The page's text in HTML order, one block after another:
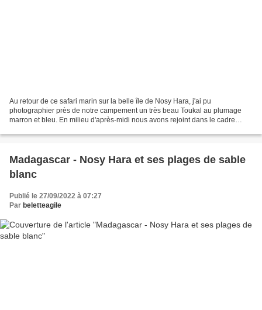
Au retour de ce safari marin sur la belle île de Nosy Hara, j'ai pu
photographier près de notre campement un très beau Toukal au plumage
marron et bleu. En milieu d'après-midi nous avons rejoint dans le cadre
Madagascar - Nosy Hara et ses plages de sable
blanc
Publié le 27/09/2022 à 07:27
Par beletteagile